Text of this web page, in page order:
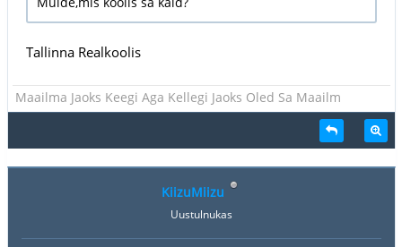
Tallinna Realkoolis
Maailma Jaoks Keegi Aga Kellegi Jaoks Oled Sa Maailm
KiizuMiizu
Uustulnukas